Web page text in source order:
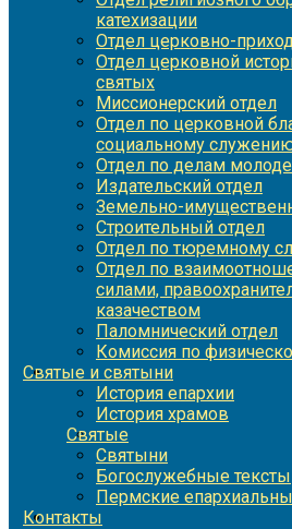
катехизации
Отдел церковно-
Отдел церковной
святых
Миссионерский отдел
Отдел по церковной
социальному
Отдел по делам
Издательский отдел
Земельно-
Строительный отдел
Отдел по тюремному
Отдел по
силами,
казачеством
Паломнический отдел
Комиссия по
Святые и святыни
История епархии
История храмов
Святые
Святыни
Богослужебные тексты
Пермские
Контакты